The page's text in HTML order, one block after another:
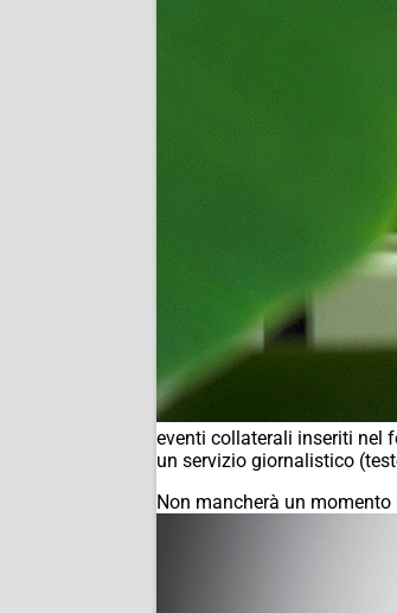
eventi collaterali inseriti nel
un servizio giornalistico
Non mancherà un momento